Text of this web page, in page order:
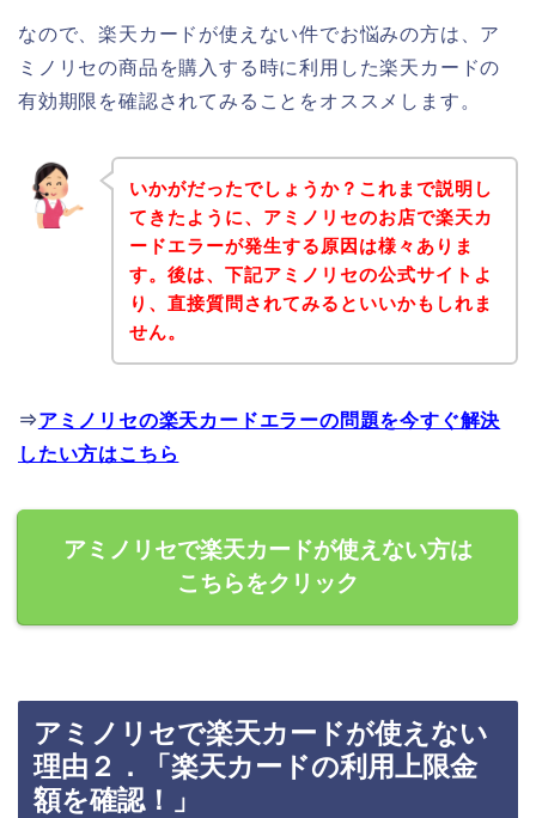
なので、楽天カードが使えない件でお悩みの方は、ア
ミノリセの商品を購入する時に利用した楽天カードの
有効期限を確認されてみることをオススメします。
いかがだったでしょうか？これまで説明し
てきたように、アミノリセのお店で楽天カ
ードエラーが発生する原因は様々ありま
す。後は、下記アミノリセの公式サイトよ
り、直接質問されてみるといいかもしれま
せん。
⇒アミノリセの楽天カードエラーの問題を今すぐ解決
したい方はこちら
アミノリセで楽天カードが使えない方は
こちらをクリック
アミノリセで楽天カードが使えない
理由２．「楽天カードの利用上限金
額を確認！」